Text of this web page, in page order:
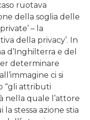
ruotava
della soglia delle
– la
della privacy’. In
d’Inghilterra e del
determinare
ci si
“gli attributi
nella quale l’attore
stessa azione stia